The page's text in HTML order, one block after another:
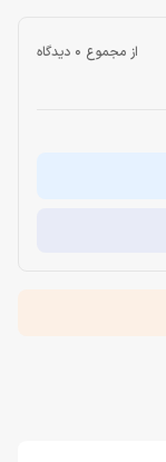
از مجموع 0 دیدگاه